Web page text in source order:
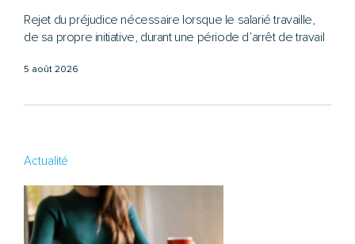
Rejet du préjudice nécessaire lorsque le salarié travaille,
de sa propre initiative, durant une période d’arrêt de travail
5 août 2026
Actualité